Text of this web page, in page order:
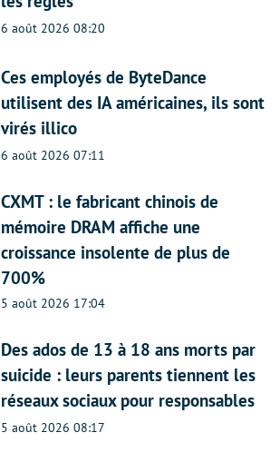
6 août 2026 08:20
Ces employés de ByteDance
utilisent des IA américaines, ils sont
virés illico
6 août 2026 07:11
CXMT : le fabricant chinois de
mémoire DRAM affiche une
croissance insolente de plus de
700%
5 août 2026 17:04
Des ados de 13 à 18 ans morts par
suicide : leurs parents tiennent les
réseaux sociaux pour responsables
5 août 2026 08:17